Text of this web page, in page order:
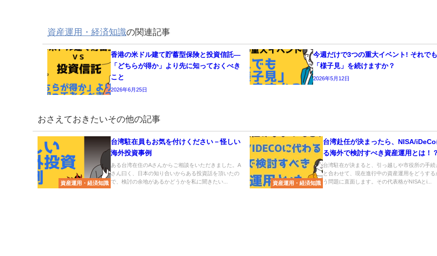
資産運用・経済知識の関連記事
香港の米ドル建て貯蓄型保険と投資信託—
「どちらが得か」より先に知っておくべき
こと
2026年6月25日
今週だけで3つの重大イベント! それでも
「様子見」を続けますか？
2026年5月12日
おさえておきたいその他の記事
資産運用・経済知識
台湾駐在員もお気を付けください－怪しい
海外投資事例
ある台湾在住のAさんからご相談をいただきました。A
さん曰く、日本の知り合いからある投資話を頂いたの
で、検討の余地があるかどうかを私に聞きたい...
資産運用・経済知識
台湾赴任が決まったら、NISA/
る海外で検討すべき資産運用とは！
台湾駐在が決まると、引っ越しや市役所の手続
と合わせて、現在進行中の資産運用をどうする
う問題に直面します。その代表格がNISAとi...